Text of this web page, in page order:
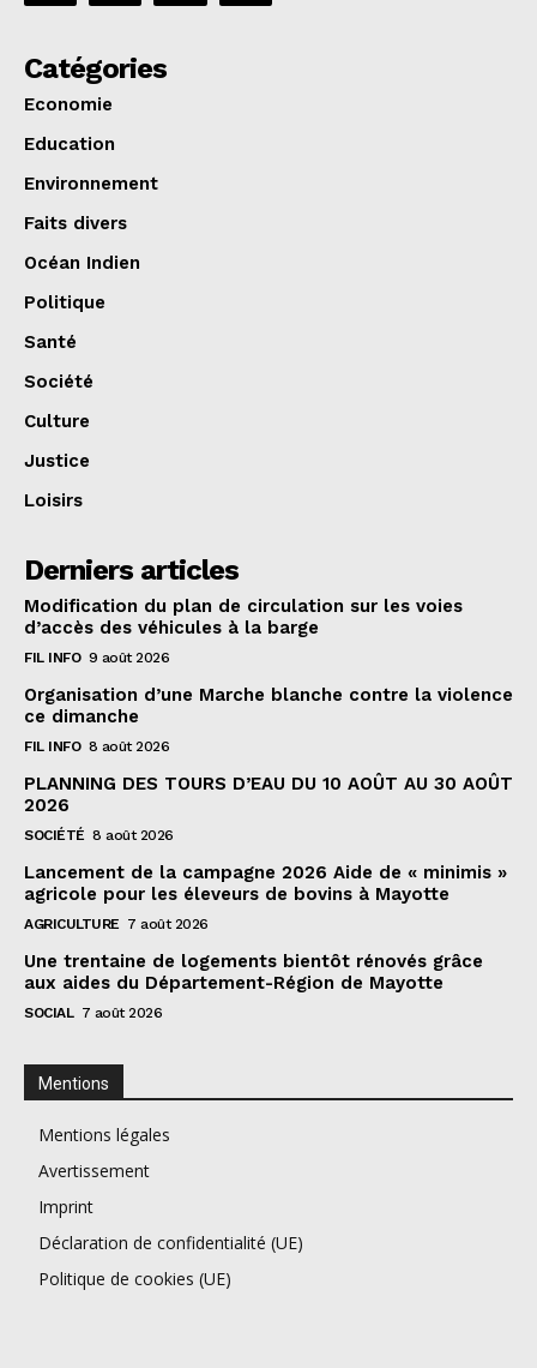
Catégories
Economie
Education
Environnement
Faits divers
Océan Indien
Politique
Santé
Société
Culture
Justice
Loisirs
Derniers articles
Modification du plan de circulation sur les voies
d’accès des véhicules à la barge
FIL INFO 9 août 2026
Organisation d’une Marche blanche contre la violence
ce dimanche
FIL INFO 8 août 2026
PLANNING DES TOURS D’EAU DU 10 AOÛT AU 30 AOÛT
2026
SOCIÉTÉ 8 août 2026
Lancement de la campagne 2026 Aide de « minimis »
agricole pour les éleveurs de bovins à Mayotte
AGRICULTURE 7 août 2026
Une trentaine de logements bientôt rénovés grâce
aux aides du Département-Région de Mayotte
SOCIAL 7 août 2026
Mentions
Mentions légales
Avertissement
Imprint
Déclaration de confidentialité (UE)
Politique de cookies (UE)